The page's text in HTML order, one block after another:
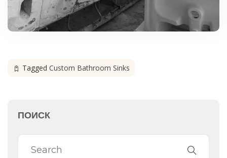
Tagged Custom Bathroom Sinks
ПОИСК